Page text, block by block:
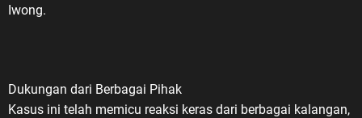
Iwong.
Dukungan dari Berbagai Pihak
Kasus ini telah memicu reaksi keras dari berbagai kalangan,